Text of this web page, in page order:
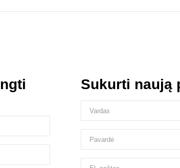
Sukurti naują